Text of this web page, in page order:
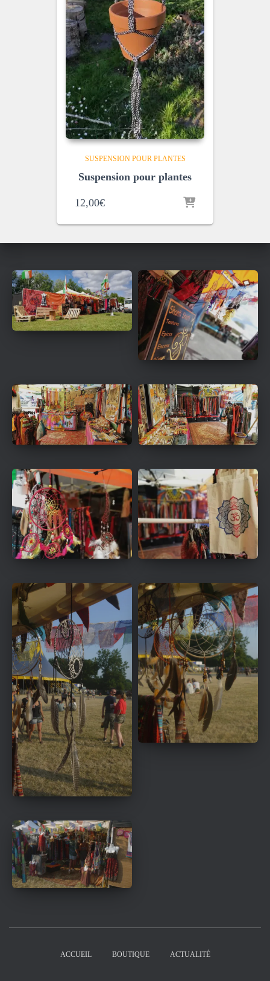
SUSPENSION POUR PLANTES
Suspension pour plantes
12,00€
ACCUEIL BOUTIQUE ACTUALITÉ